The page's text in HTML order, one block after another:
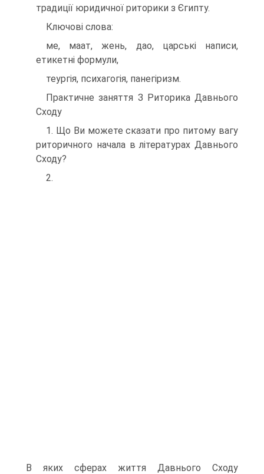
традиції юридичної риторики з Єгипту.
Ключові слова:
ме, маат, жень, дао, царські написи,
етикетні формули,
теургія, психагогія, панегіризм.
Практичне заняття З Риторика Давнього
Сходу
1. Що Ви можете сказати про питому вагу
риторичного начала в літературах Давнього
Сходу?
2.
В яких сферах життя Давнього Сходу